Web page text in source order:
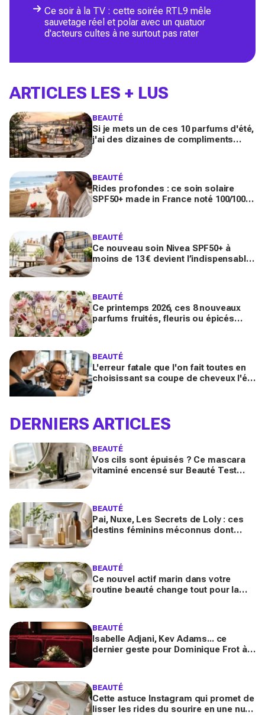
Ce soir à la TV : cette soirée RTL9 mêle
sauvetage réel et polar avec un quatuor
d'acteurs cultes à ne surtout pas rater
ARTICLES LES + LUS
BEAUTÉ
Si je mets un de ces 10 parfums d'été,
j'ai des dizaines de compliments
BEAUTÉ
Rides profondes : ce soin solaire
SPF50+ made in France noté 100/100
BEAUTÉ
Ce nouveau soin Nivea SPF50+ à
moins de 13 € devient l’indispensable
BEAUTÉ
Ce printemps 2026, ces 8 nouveaux
parfums fruités, fleuris ou épicés
BEAUTÉ
L'erreur fatale que l'on fait toutes en
choisissant sa coupe de cheveux l'été
DERNIERS ARTICLES
BEAUTÉ
Vos cils sont épuisés ? Ce mascara
vitaminé encensé sur Beauté Test
BEAUTÉ
Pai, Nuxe, Les Secrets de Loly : ces
destins féminins méconnus dont
BEAUTÉ
Ce nouvel actif marin dans votre
routine beauté change tout pour la
BEAUTÉ
Isabelle Adjani, Kev Adams... ce
dernier geste pour Dominique Frot à
BEAUTÉ
Cette astuce Instagram qui promet de
lisser les rides du sourire en une nuit